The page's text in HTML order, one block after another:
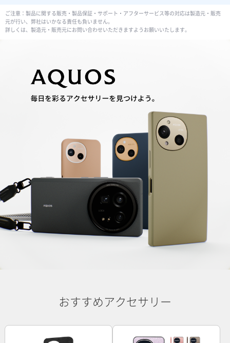
ご注意：製品に関する販売・製品保証・サポート・アフターサービス等の対応は製造元・販売
元が行い、弊社はいかなる責任も負いません。
詳しくは、製造元・販売元にお問い合わせいただきますようお願いいたします。
おすすめアクセサリー